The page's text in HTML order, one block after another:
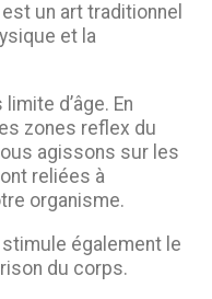
un art traditionnel
et la
d’âge. En
zones reflex du
agissons sur les
reliées à
organisme.
également le
du corps.